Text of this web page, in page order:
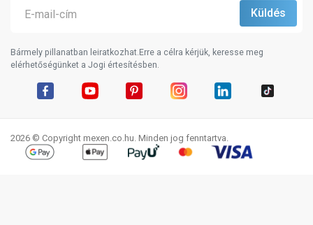
Bármely pillanatban leiratkozhat.Erre a célra kérjük, keresse meg
elérhetőségünket a Jogi értesítésben.
2026 © Copyright mexen.co.hu. Minden jog fenntartva.